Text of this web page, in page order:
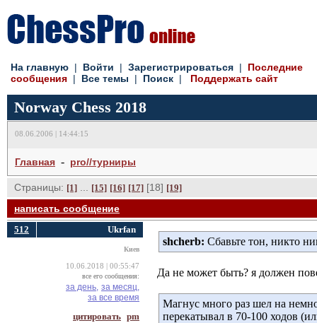
На главную | Войти | Зарегистрироваться | Последние
сообщения | Все темы | Поиск | Поддержать сайт
Norway Chess 2018
08.06.2006 | 14:44:15
Главная - pro//турниры
Страницы: [1] [15] [16] [17] [18] [19]
написать сообщение
512 Ukrfan
Киев
10.06.2018 | 00:55:47
все его сообщения:
за день, за месяц,
за все время
цитировать pm
shcherb: Сбавьте тон, никто
Да не может быть? я должен
Магнус много раз шел на
перекатывал в 70-100 ходов